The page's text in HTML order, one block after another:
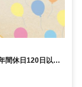
間休日120日以上
2回支給｜